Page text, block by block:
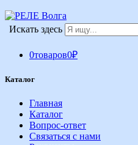
Искать здесь
0товаров0₽
Каталог
Главная
Каталог
Вопрос-ответ
Связаться с нами